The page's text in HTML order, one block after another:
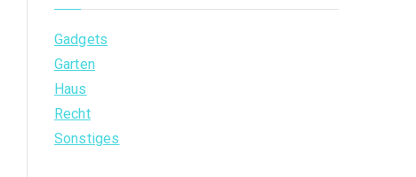
Gadgets
Garten
Haus
Recht
Sonstiges